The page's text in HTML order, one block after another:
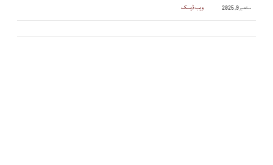
ستمبر 9, 2025 ویب ڈیسک